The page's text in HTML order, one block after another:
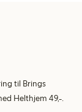
til Brings
Helthjem 49,-.